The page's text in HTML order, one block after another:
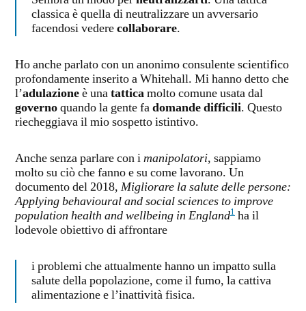
classica è quella di neutralizzare un avversario
facendosi vederecollaborare.
Ho anche parlato con un anonimo consulente scientifico
profondamente inserito a Whitehall. Mi hanno detto che
l’adulazioneè unatatticamolto comune usata dal
governoquando la gente fadomande difficili. Questo
riecheggiava il mio sospetto istintivo.
Anche senza parlare con imanipolatori, sappiamo
molto su ciò che fanno e su come lavorano. Un
documento del 2018, Migliorare la salute delle persone:
Applying behavioural and social sciences to improve
population health and wellbeing in England1 ha il
lodevole obiettivo di affrontare
i problemi che attualmente hanno un impatto sulla
salute della popolazione, come il fumo, la cattiva
alimentazione e l’inattività fisica.